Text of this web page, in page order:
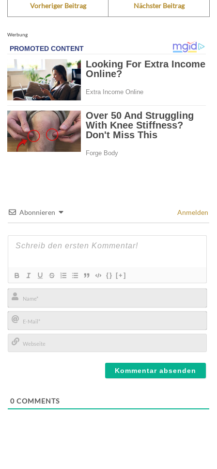
Vorheriger Beitrag Nächster Beitrag
Werbung
Abonnieren Anmelden
{} [+]
Name*
E-
Mail*
0 COMMENTS